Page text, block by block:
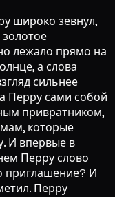
широко зевнул,
золотое
лежало прямо на
а слова
сильнее
Перру сами собой
привратником,
которые
И впервые в
Перру слово
приглашение? И
Перру